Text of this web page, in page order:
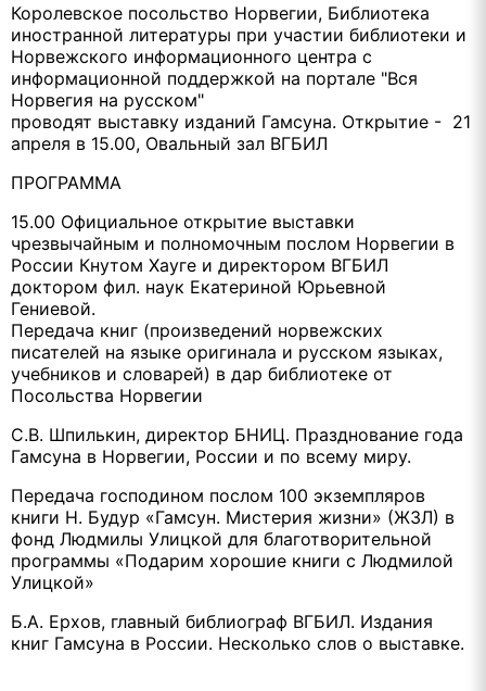
Королевское посольство Норвегии, Библиотека
иностранной литературы при участии библиотеки и
Норвежского информационного центра с
информационной поддержкой на портале "Вся
Норвегия на русском"
проводят выставку изданий Гамсуна. Открытие - 21
апреля в 15.00, Овальный зал ВГБИЛ
ПРОГРАММА
15.00 Официальное открытие выставки
чрезвычайным и полномочным послом Норвегии в
России Кнутом Хауге и директором ВГБИЛ
доктором фил. наук Екатериной Юрьевной
Гениевой.
Передача книг (произведений норвежских
писателей на языке оригинала и русском языках,
учебников и словарей) в дар библиотеке от
Посольства Норвегии
С.В. Шпилькин, директор БНИЦ. Празднование года
Гамсуна в Норвегии, России и по всему миру.
Передача господином послом 100 экземпляров
книги Н. Будур «Гамсун. Мистерия жизни» (ЖЗЛ) в
фонд Людмилы Улицкой для благотворительной
программы «Подарим хорошие книги с Людмилой
Улицкой»
Б.А. Ерхов, главный библиограф ВГБИЛ. Издания
книг Гамсуна в России. Несколько слов о выставке.